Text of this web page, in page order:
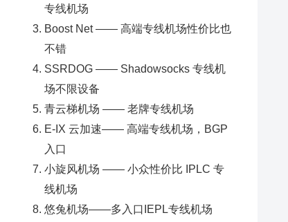
专线机场
Boost Net —— 高端专线机场性价比也
不错
SSRDOG —— Shadowsocks 专线机
场不限设备
青云梯机场 —— 老牌专线机场
E-IX 云加速—— 高端专线机场，BGP
入口
小旋风机场 —— 小众性价比 IPLC 专
线机场
悠兔机场——多入口IEPL专线机场